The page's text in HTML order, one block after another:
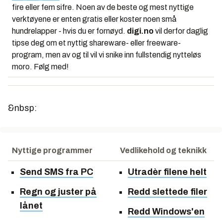
fire eller fem sifre. Noen av de beste og mest nyttige
verktøyene er enten gratis eller koster noen små
hundrelapper - hvis du er fornøyd. digi.novil derfor daglig
tipse deg om et nyttig shareware- eller freeware-
program, men av og til vil vi snike inn fullstendig nytteløs
moro. Følg med!
&nbsp:
Nyttige programmer Vedlikehold og teknikk
Send SMS fra PC
Regn og juster på
lånet
Utradèr filene helt
Redd slettede filer
Redd Windows'en